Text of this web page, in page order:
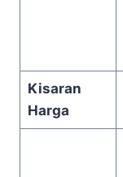
Kisaran
Harga